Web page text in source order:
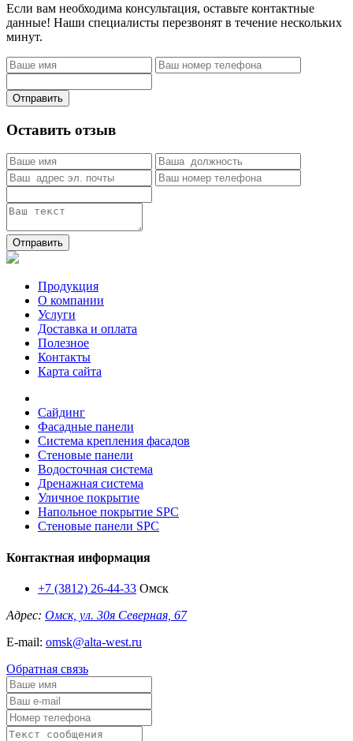
Если вам необходима консультация, оставьте контактные
данные! Наши специалисты перезвонят в течение нескольких
минут.
Отправить
Оставить отзыв
Отправить
Продукция
О компании
Услуги
Доставка и оплата
Полезное
Контакты
Карта сайта
Сайдинг
Фасадные панели
Система крепления фасадов
Стеновые панели
Водосточная система
Дренажная система
Уличное покрытие
Напольное покрытие SPC
Стеновые панели SPC
Контактная информация
+7 (3812) 26-44-33 Омск
Адрес: Омск, ул. 30я Северная, 67
E-mail: omsk@alta-west.ru
Обратная связь